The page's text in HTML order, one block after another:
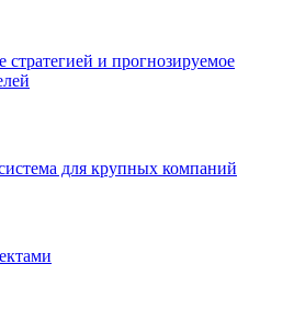
и прогнозируемое
для крупных компаний